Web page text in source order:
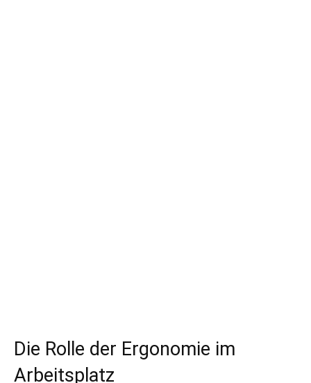
Die Rolle der Ergonomie im
Arbeitsplatz